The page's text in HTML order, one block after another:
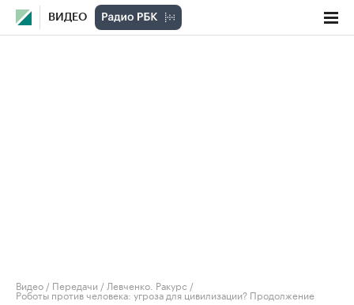
ВИДЕО
Видео / Передачи / Левченко. Ракурс /
Роботы против человека: угроза для цивилизации? Продолжение